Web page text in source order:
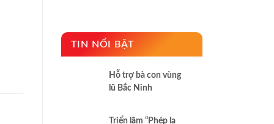
TIN NỔI BẬT
Hỗ trợ bà con vùng
lũ Bắc Ninh
Triển lãm “Phép lạ